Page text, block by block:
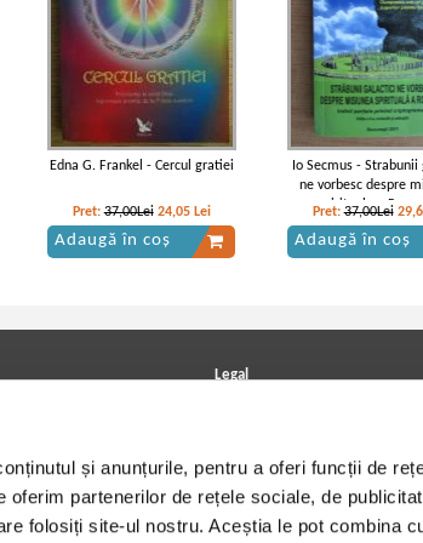
și anunțurile, pentru a oferi funcții de
oferim partenerilor de rețele sociale, de
folosiți site-ul nostru. Aceștia le pot combina
Edna G. Frankel - Cercul gratiei
Pret:37,00Lei 24,05 Lei
Adaugă în coș
Io Secmus - Strabunii
ne vorbesc despre
spirituala a
Pret:37,00Lei
Adaugă în coș
CD/DVD
Legal
Termeni si conditii
Utilizare cookie-uri